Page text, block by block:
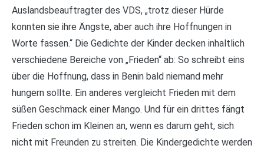
Auslandsbeauftragter des VDS, „trotz dieser Hürde
konnten sie ihre Ängste, aber auch ihre Hoffnungen in
Worte fassen.“ Die Gedichte der Kinder decken inhaltlich
verschiedene Bereiche von „Frieden“ ab: So schreibt eins
über die Hoffnung, dass in Benin bald niemand mehr
hungern sollte. Ein anderes vergleicht Frieden mit dem
süßen Geschmack einer Mango. Und für ein drittes fängt
Frieden schon im Kleinen an, wenn es darum geht, sich
nicht mit Freunden zu streiten. Die Kindergedichte werden